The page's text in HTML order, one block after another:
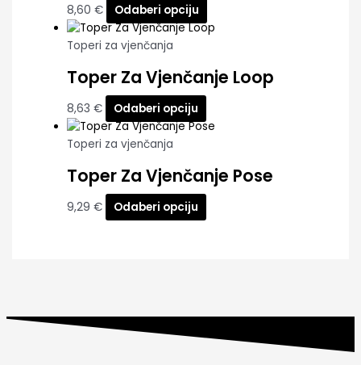
8,60 € Odaberi opciju
Toperi za vjenčanja
Toper Za Vjenčanje Loop
8,63 € Odaberi opciju
Toperi za vjenčanja
Toper Za Vjenčanje Pose
9,29 € Odaberi opciju